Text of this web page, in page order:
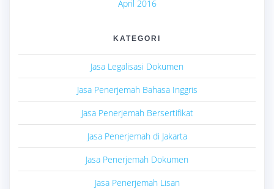
April 2016
KATEGORI
Jasa Legalisasi Dokumen
Jasa Penerjemah Bahasa Inggris
Jasa Penerjemah Bersertifikat
Jasa Penerjemah di Jakarta
Jasa Penerjemah Dokumen
Jasa Penerjemah Lisan